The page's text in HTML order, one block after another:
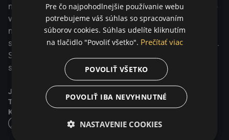
nie. Ak áno, budú si môcť ponechať svoje ročné bonusy vo
výške 1000 Eur, a ak nie, tak o ne prídu. Sandra sa
nevzdáva a počas dvoch dní a jednej noci sa zo všetkých
síl snaží presvedčiť kolegov, aby sa rozhodli v jej prospech.
Sandrina prosba je jednoduchá: “Neľutujte ma! Len sa
skúste vžiť do mojej situácie.“
Jazyk:
Francouzsky
Titulky:
Česky
Kvalita obrazu:
Pre čo najpohodlnejšie používanie webu
potrebujeme váš súhlas so spracovaním
súborov cookies. Súhlas udelíte kliknutím
na tlačidlo "Povoliť všetko". Prečítať viac
POVOLIŤ VŠETKO
POVOLIŤ IBA NEVYHNUTNÉ
NASTAVENIE COOKIES